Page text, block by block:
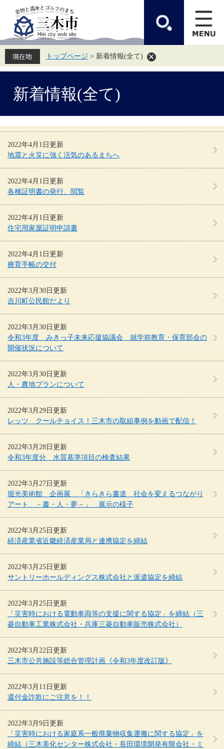
先
頭
す。
を
飛
し
トップページ > 新着情報(全て)
新着情報(全て)
2022年4月1日更新
地震と火災に強く活気のあるまちへ
2022年4月1日更新
各種証明書の発行、閲覧
2022年4月1日更新
住宅用家屋証明申請書
2022年4月1日更新
療育手帳の交付
2022年3月30日更新
吉川町公民館だより
2022年3月30日更新
令和3年度 みきっ子未来応援協議会 就学前教育・保育部会の
開催状況について
2022年3月30日更新
人・農地プランについて
2022年3月29日更新
レッツ クールチョイス！三木市の取組事例を動画で配信！
2022年3月28日更新
令和3年度分 水質基準項目の検査結果
2022年3月27日更新
堀光美術館 企画展 「きらきら書道 社会を変えるつながり
アート －書・人・夢－」 展示の様子
2022年3月25日更新
経済産業省近畿経済産業局と連携協定を締結
2022年3月25日更新
サントリーホールディングス株式会社と派遣協定を締結
2022年3月25日更新
「災害時における電動車両等の支援に関する協定」を締結（三
菱自動車工業株式会社・兵庫三菱自動車販売株式会社）
2022年3月22日更新
三木市公共施設等総合管理計画《令和3年度改訂版》
2022年3月11日更新
還付金詐欺にご注意を！！
2022年3月9日更新
「災害時における家庭系一般廃棄物収集運搬に関する協定」を
締結（三木美化センター株式会社・長田環境開発有限会社・ミ